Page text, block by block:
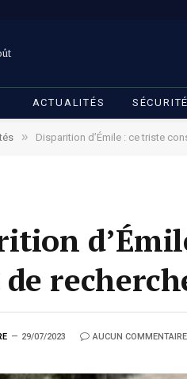
ACTUALITÉS SÉCURITÉ
» Disparition d’Émile : ce triste
29/07/2023 AUCUN COMMENTAIRE